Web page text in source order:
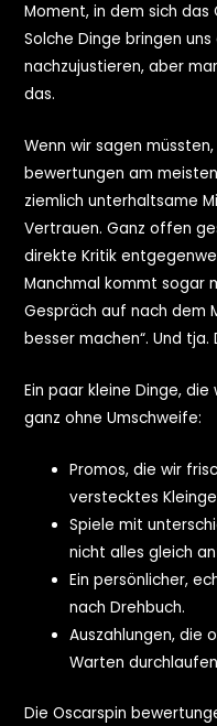
Moment, in dem sich das
Solche Dinge bringen
nachzujustieren, aber
das.
Wenn wir sagen
bewertungen am
ziemlich unterhaltsame
Vertrauen. Ganz offen
direkte Kritik
Manchmal kommt sogar
Gespräch auf nach dem
besser machen“. Und tja.
Ein paar kleine Dinge,
ganz ohne Umschweife:
Promos, die wir
verstecktes
Spiele mit
nicht alles gleich
Ein persönlicher,
nach Drehbuch.
Auszahlungen, die
Warten
Die Oscarspin